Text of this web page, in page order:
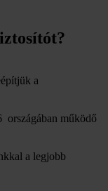
a
országában működő
a legjobb